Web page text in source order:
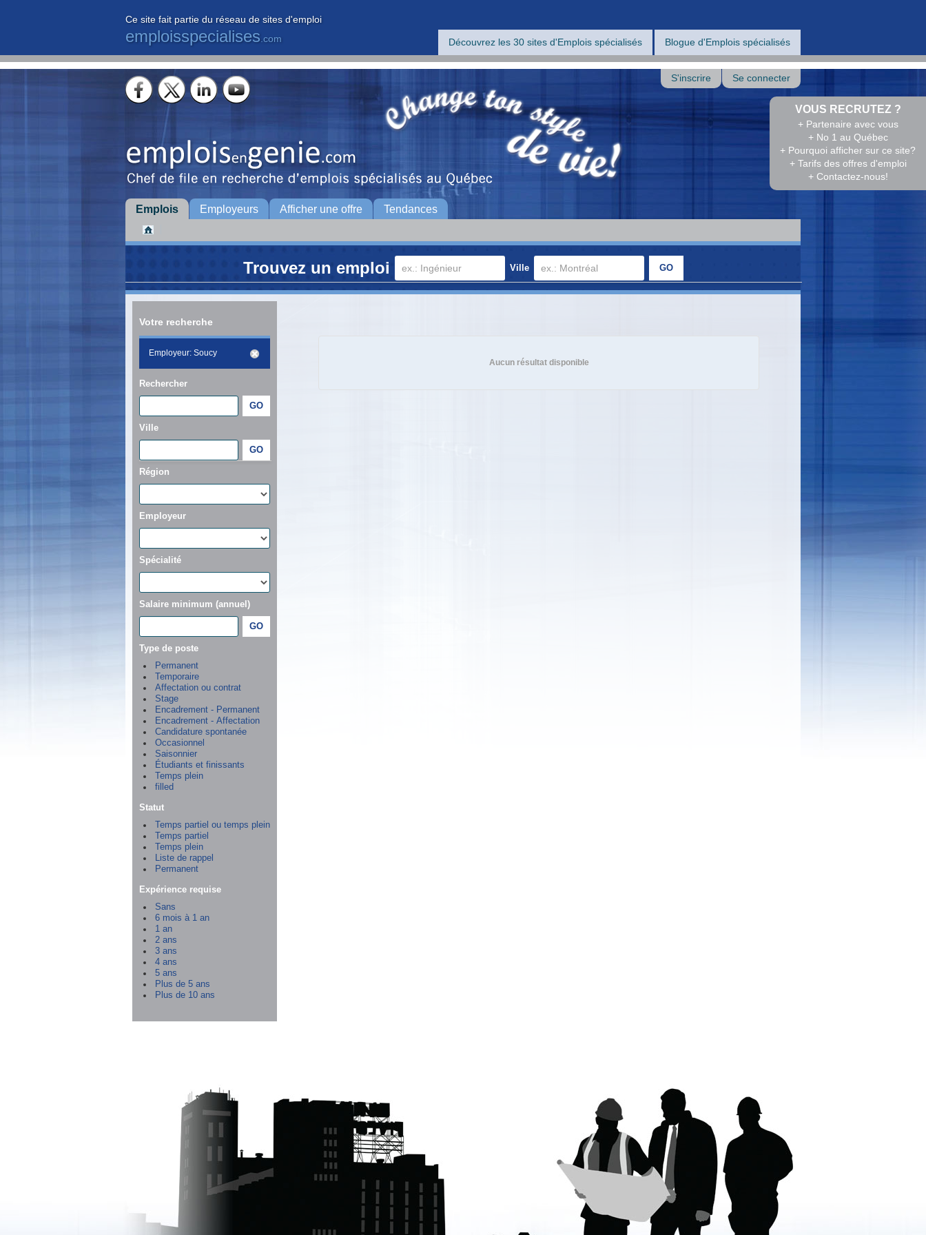
Ce site fait partie du réseau de sites d'emploi
emploisspecialises .com Découvrez les 30 sites d'Emplois spécialisés Blogue d'Emplois spécialisés
VOUS RECRUTEZ ?
+ Partenaire avec vous
+ No 1 au Québec
+ Pourquoi afficher sur ce site?
+ Tarifs des offres d'emploi
+ Contactez-nous!
S'inscrire Se connecter
Emplois Employeurs Afficher une offre Tendances
Trouvez un emploi Ville
Votre recherche
Employeur: Soucy
Rechercher
Ville
Région
Employeur
Spécialité
Salaire minimum (annuel)
Type de poste
Permanent
Temporaire
Affectation ou contrat
Stage
Encadrement - Permanent
Encadrement - Affectation
Candidature spontanée
Occasionnel
Saisonnier
Étudiants et finissants
Temps plein
filled
Statut
Temps partiel ou temps plein
Temps partiel
Temps plein
Liste de rappel
Permanent
Expérience requise
Sans
6 mois à 1 an
1 an
2 ans
3 ans
4 ans
5 ans
Plus de 5 ans
Plus de 10 ans
Aucun résultat disponible